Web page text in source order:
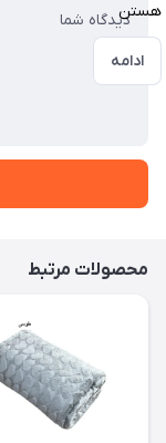
هستن
ادامه
محصولات مرتبط